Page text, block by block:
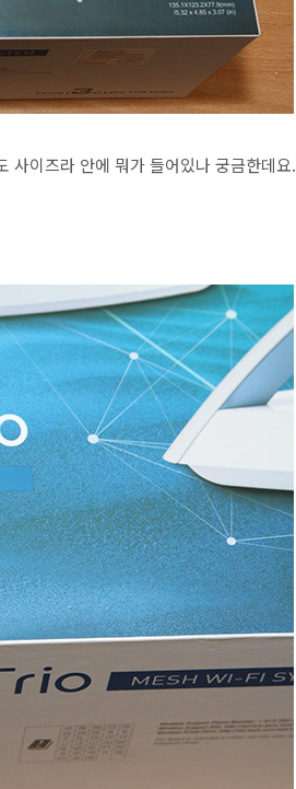
사이즈라 안에 뭐가 들어있나 궁금한데요.